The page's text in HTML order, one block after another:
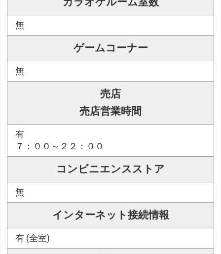
無
ゲームコーナー
無
売店
売店営業時間
有
７：００～２２：００
コンビニエンスストア
無
インターネット接続情報
有 (全室)